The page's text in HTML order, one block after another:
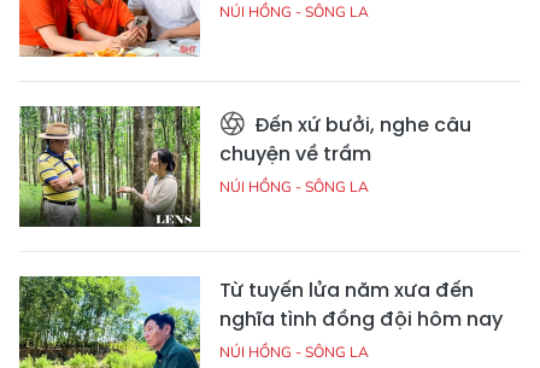
NÚI HỒNG - SÔNG LA
Đến xứ bưởi, nghe câu
chuyện về trầm
NÚI HỒNG - SÔNG LA
Từ tuyến lửa năm xưa đến
nghĩa tình đồng đội hôm nay
NÚI HỒNG - SÔNG LA